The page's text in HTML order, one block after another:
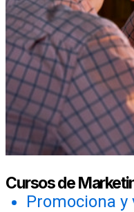
Cursos de
Promociona